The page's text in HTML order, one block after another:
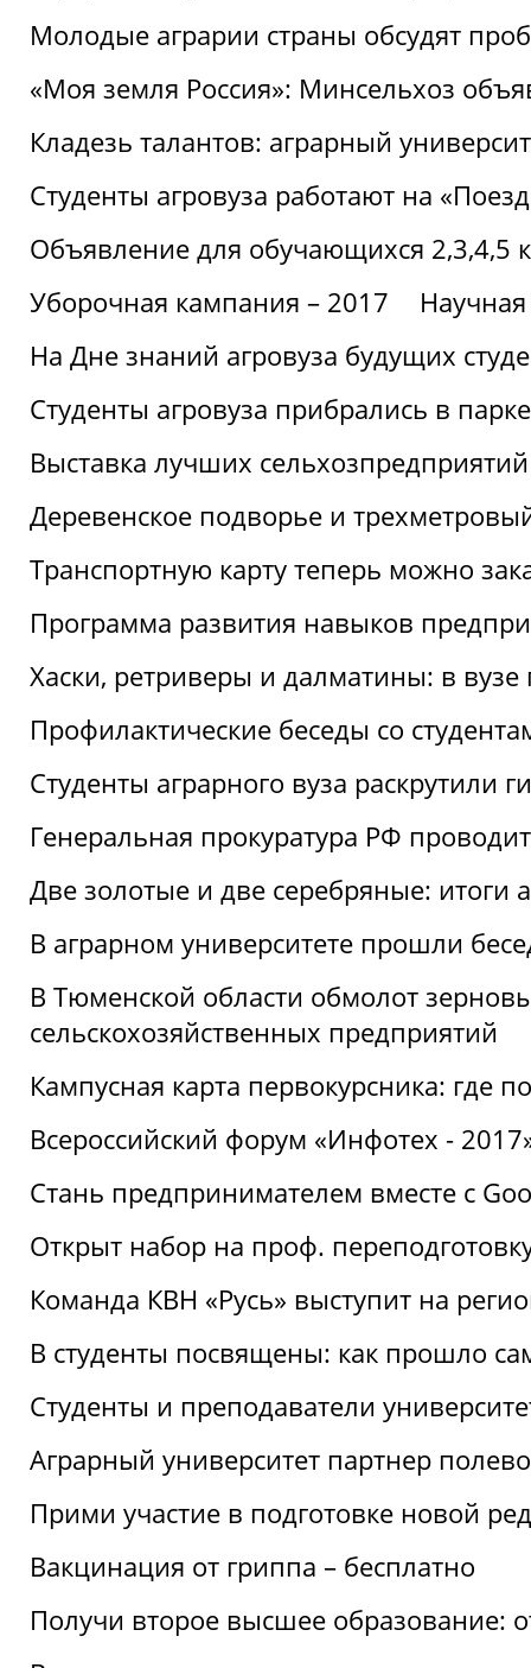
Молодые аграрии страны обсудят
«Моя земля Россия»: Минсельхоз
Кладезь талантов: аграрный
Студенты агровуза работают на
Объявление для обучающихся 2,3,4,5
Уборочная кампания – 2017
На Дне знаний агровуза будущих
Студенты агровуза прибрались в
Выставка лучших
Деревенское подворье и
Транспортную карту теперь можно
Программа развития навыков
Хаски, ретриверы и далматины: в вузе
Профилактические беседы со
Студенты аграрного вуза раскрутили
Генеральная прокуратура РФ
Две золотые и две серебряные:
В аграрном университете прошли
В Тюменской области обмолот
сельскохозяйственных предприятий
Кампусная карта первокурсника: где
Всероссийский форум «Инфотех -
Стань предпринимателем вместе с
Открыт набор на проф.
Команда КВН «Русь» выступит на
В студенты посвящены: как прошло
Студенты и преподаватели
Аграрный университет партнер
Прими участие в подготовке новой
Вакцинация от гриппа – бесплатно
Получи второе высшее образование: